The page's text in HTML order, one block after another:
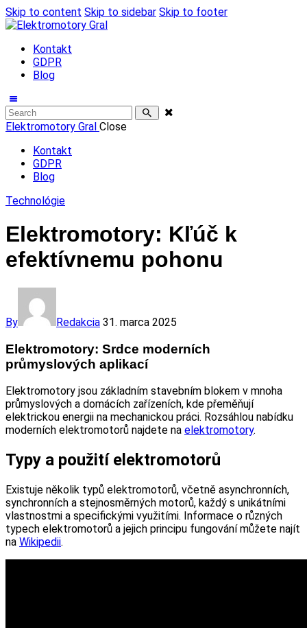
Skip to content Skip to sidebar Skip to footer
Kontakt
GDPR
Blog
Elektromotory Gral Close
Kontakt
GDPR
Blog
Technológie
Elektromotory: Kľúč k
efektívnemu pohonu
By Redakcia 31. marca 2025
Elektromotory: Srdce moderních
průmyslových aplikací
Elektromotory jsou základním stavebním blokem v mnoha
průmyslových a domácích zařízeních, kde přeměňují
elektrickou energii na mechanickou práci. Rozsáhlou nabídku
moderních elektromotorů najdete na elektromotory.
Typy a použití elektromotorů
Existuje několik typů elektromotorů, včetně asynchronních,
synchronních a stejnosměrných motorů, každý s unikátními
vlastnostmi a specifickými využitími. Informace o různých
typech elektromotorů a jejich principu fungování můžete najít
na Wikipedii.